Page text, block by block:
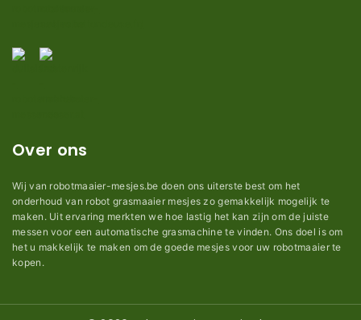
Over ons
Wij van robotmaaier-mesjes.be doen ons uiterste best om het
onderhoud van robot grasmaaier mesjes zo gemakkelijk mogelijk te
maken. Uit ervaring merkten we hoe lastig het kan zijn om de juiste
messen voor een automatische grasmachine te vinden. Ons doel is om
het u makkelijk te maken om de goede mesjes voor uw robotmaaier te
kopen.